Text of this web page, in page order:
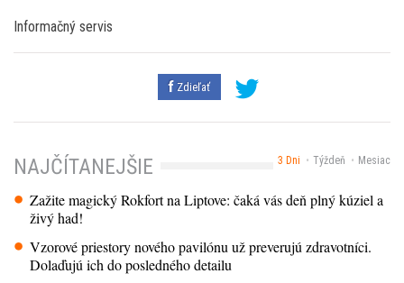
Informačný servis
Zdieľať
3 Dni Týždeň Mesiac
NAJČÍTANEJŠIE
Zažite magický Rokfort na Liptove: čaká vás deň plný kúziel a
živý had!
Vzorové priestory nového pavilónu už preverujú zdravotníci.
Dolaďujú ich do posledného detailu